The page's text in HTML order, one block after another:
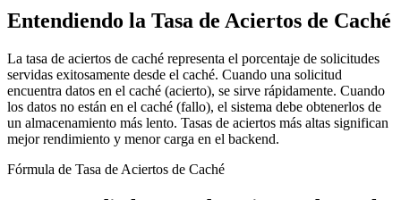
Entendiendo la Tasa de Aciertos de Caché
La tasa de aciertos de caché representa el porcentaje de solicitudes
servidas exitosamente desde el caché. Cuando una solicitud
encuentra datos en el caché (acierto), se sirve rápidamente. Cuando
los datos no están en el caché (fallo), el sistema debe obtenerlos de
un almacenamiento más lento. Tasas de aciertos más altas significan
mejor rendimiento y menor carga en el backend.
Fórmula de Tasa de Aciertos de Caché